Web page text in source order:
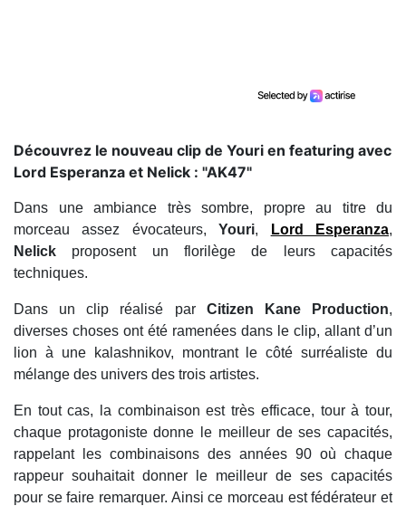
Découvrez le nouveau clip de Youri en featuring avec
Lord Esperanza et Nelick : "AK47"
Dans une ambiance très sombre, propre au titre du
morceau assez évocateurs,Youri, Lord Esperanza,
Nelick proposent un florilège de leurs capacités
techniques.
Dans un clip réalisé par Citizen Kane Production,
diverses choses ont été ramenées dans le clip, allant d’un
lion à une kalashnikov, montrant le côté surréaliste du
mélange des univers des trois artistes.
En tout cas, la combinaison est très efficace, tour à tour,
chaque protagoniste donne le meilleur de ses capacités,
rappelant les combinaisons des années 90 où chaque
rappeur souhaitait donner le meilleur de ses capacités
pour se faire remarquer. Ainsi ce morceau est fédérateur et